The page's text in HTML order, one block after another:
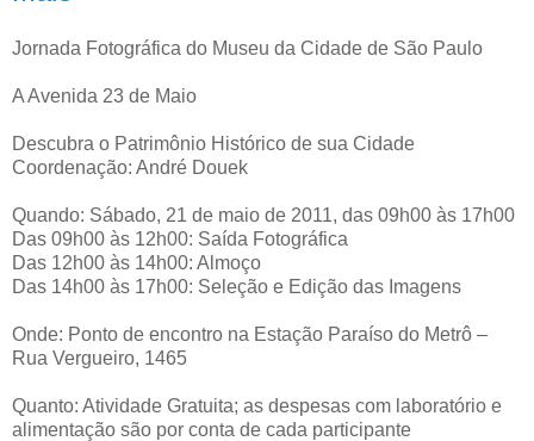
Jornada Fotográfica do Museu da Cidade de São Paulo
A Avenida 23 de Maio
Descubra o Patrimônio Histórico de sua Cidade
Coordenação: André Douek
Quando: Sábado, 21 de maio de 2011, das 09h00 às 17h00
Das 09h00 às 12h00: Saída Fotográfica
Das 12h00 às 14h00: Almoço
Das 14h00 às 17h00: Seleção e Edição das Imagens
Onde: Ponto de encontro na Estação Paraíso do Metrô –
Rua Vergueiro, 1465
Quanto: Atividade Gratuita; as despesas com laboratório e
alimentação são por conta de cada participante